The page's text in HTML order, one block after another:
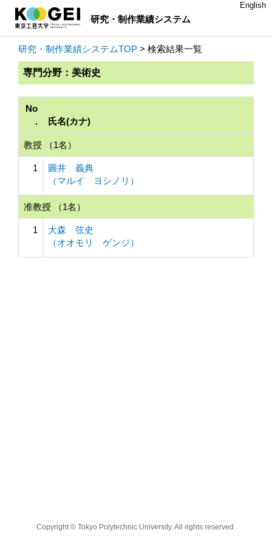
研究・制作業績システム
English
研究・制作業績システムTOP > 検索結果一覧
専門分野：美術史
No
.
氏名(カナ)
教授 （1名）
1
圓井 義典
（マルイ ヨシノリ）
准教授 （1名）
1
大森 弦史
（オオモリ ゲンジ）
Copyright © Tokyo Polytechnic University. All rights reserved.